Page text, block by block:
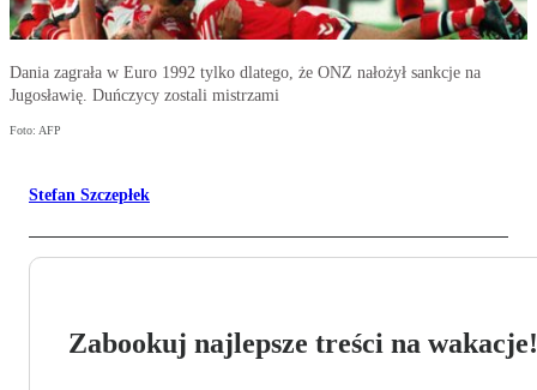
Dania zagrała w Euro 1992 tylko dlatego, że ONZ nałożył sankcje na
Jugosławię. Duńczycy zostali mistrzami
Foto: AFP
Stefan Szczepłek
Zabookuj najlepsze treści na wakacje!